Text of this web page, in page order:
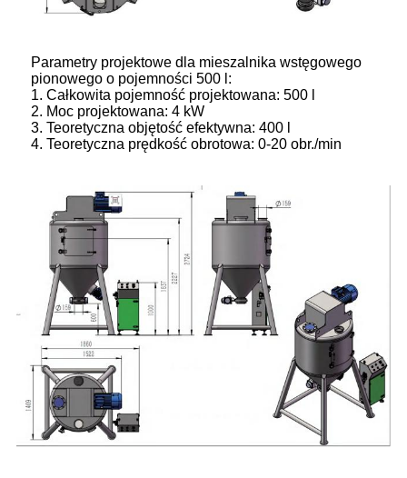
Parametry projektowe dla mieszalnika wstęgowego
pionowego o pojemności 500 l:
1. Całkowita pojemność projektowana: 500 l
2. Moc projektowana: 4 kW
3. Teoretyczna objętość efektywna: 400 l
4. Teoretyczna prędkość obrotowa: 0-20 obr./min